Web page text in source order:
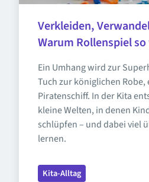
Verkleiden,
Warum Rollenspiel
Ein Umhang wird zur
Tuch zur königlichen Robe,
Piratenschiff. In der Kita
kleine Welten, in denen
schlüpfen – und dabei viel
lernen.
Kita-Alltag